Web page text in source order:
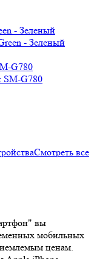
- Зеленый
G780
Смотреть все
вы
мобильных
ценам.